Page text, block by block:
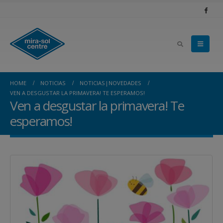
HOME NOTICIAS
NOTICIAS|NOVEDADES
VEN A DESGUSTAR LA PRIMAVERA! TE ESPERAMOS!
Ven a desgustar la primavera! Te
esperamos!